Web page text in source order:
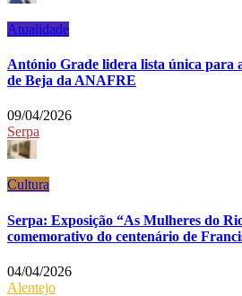
Atualidade
António Grade lidera lista única para
de Beja da ANAFRE
09/04/2026
Serpa
Cultura
Serpa: Exposição “As Mulheres do
comemorativo do centenário de
04/04/2026
Alentejo